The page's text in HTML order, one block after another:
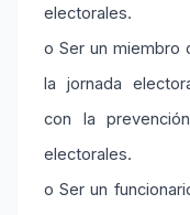
electorales.
o Ser un miembro
la jornada
con la
electorales.
o Ser un